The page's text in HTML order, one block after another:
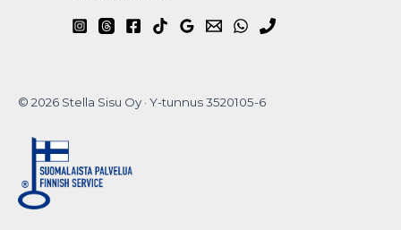
© 2026 Stella Sisu Oy · Y-tunnus 3520105-6